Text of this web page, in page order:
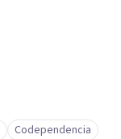
Codependencia